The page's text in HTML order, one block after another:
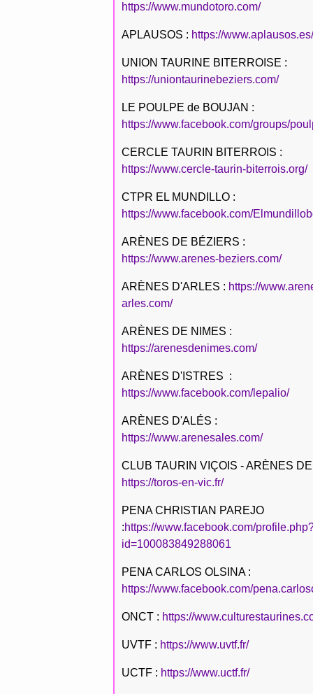
https://www.mundotoro.com/
APLAUSOS : https://www.aplausos.es/
UNION TAURINE BITERROISE :
https://uniontaurinebeziers.com/
LE POULPE de BOUJAN :
https://www.facebook.com/groups/
CERCLE TAURIN BITERROIS :
https://www.cercle-taurin-biterrois.org/
CTPR EL MUNDILLO :
https://www.facebook.com/
ARÈNES DE BÉZIERS :
https://www.arenes-beziers.com/
ARÈNES D'ARLES : https://
arles.com/
ARÈNES DE NIMES :
https://arenesdenimes.com/
ARÈNES D'ISTRES :
https://www.facebook.com/lepalio/
ARÈNES D'ALÉS :
https://www.arenesales.com/
CLUB TAURIN VIÇOIS - ARÈNES
https://toros-en-vic.fr/
PENA CHRISTIAN PAREJO
:https://www.facebook.com/
id=100083849288061
PENA CARLOS OLSINA :
https://www.facebook.com/
ONCT : https://
UVTF : https://www.uvtf.fr/
UCTF : https://www.uctf.fr/